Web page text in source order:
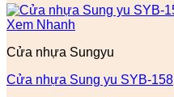
Xem Nhanh
Cửa nhựa Sungyu
Cửa nhựa Sung yu SYB-158